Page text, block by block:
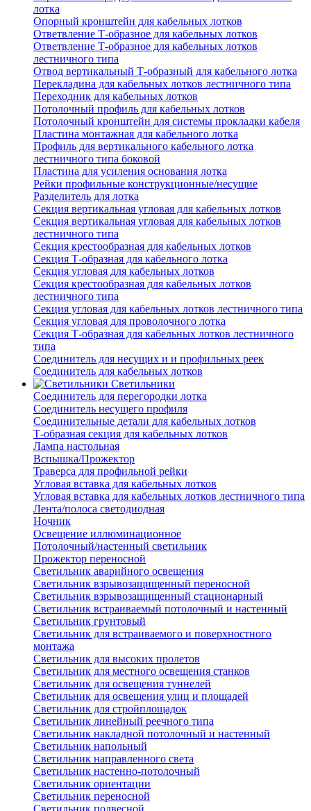
лотка
Опорный кронштейн для кабельных лотков
Ответвление Т-образное для кабельных лотков
Ответвление Т-образное для кабельных лотков
лестничного типа
Отвод вертикальный Т-образный для кабельного лотка
Перекладина для кабельных лотков лестничного типа
Переходник для кабельных лотков
Потолочный профиль для кабельных лотков
Потолочный кронштейн для системы прокладки кабеля
Пластина монтажная для кабельного лотка
Профиль для вертикального кабельного лотка
лестничного типа боковой
Пластина для усиления основания лотка
Рейки профильные конструкционные/несущие
Разделитель для лотка
Секция вертикальная угловая для кабельных лотков
Секция вертикальная угловая для кабельных лотков
лестничного типа
Секция крестообразная для кабельных лотков
Секция Т-образная для кабельного лотка
Секция угловая для кабельных лотков
Секция крестообразная для кабельных лотков
лестничного типа
Секция угловая для кабельных лотков лестничного типа
Секция угловая для проволочного лотка
Секция Т-образная для кабельных лотков лестничного
типа
Соединитель для несущих и и профильных реек
Соединитель для кабельных лотков
Светильники
Соединитель для перегородки лотка
Соединитель несущего профиля
Соединительные детали для кабельных лотков
Т-образная секция для кабельных лотков
Лампа настольная
Вспышка/Прожектор
Траверса для профильной рейки
Угловая вставка для кабельных лотков
Угловая вставка для кабельных лотков лестничного типа
Лента/полоса светодиодная
Ночник
Освещение иллюминационное
Потолочный/настенный светильник
Прожектор переносной
Светильник аварийного освещения
Светильник взрывозащищенный переносной
Светильник взрывозащищенный стационарный
Светильник встраиваемый потолочный и настенный
Светильник грунтовый
Светильник для встраиваемого и поверхностного
монтажа
Светильник для высоких пролетов
Светильник для местного освещения станков
Светильник для освещения туннелей
Светильник для освещения улиц и площадей
Светильник для стройплощадок
Светильник линейный реечного типа
Светильник накладной потолочный и настенный
Светильник напольный
Светильник направленного света
Светильник настенно-потолочный
Светильник ориентации
Светильник переносной
Светильник подвесной